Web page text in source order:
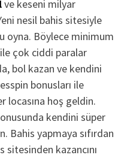
ve keseni milyar
nesil bahis sitesiyle
oyna. Böylece minimum
çok ciddi paralar
bol kazan ve kendini
bonusları ile
locasına hoş geldin.
kendini süper
Bahis yapmaya sıfırdan
kazancını